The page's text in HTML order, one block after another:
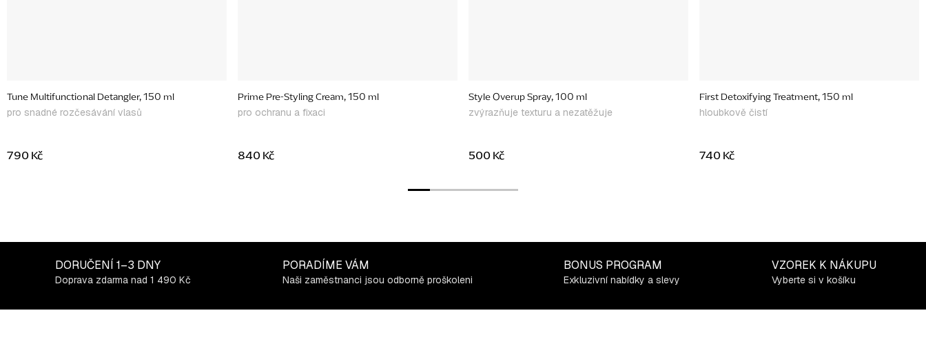
Tune Multifunctional Detangler, 150 ml
pro snadné rozčesávání vlasů
790 Kč
Prime Pre-Styling Cream, 150 ml
pro ochranu a fixaci
840 Kč
Style Overup Spray, 100 ml
zvýrazňuje texturu a nezatěžuje
500 Kč
First Detoxifying Treatment, 150 ml
hloubkově čistí
740 Kč
DORUČENÍ 1–3 DNY
Doprava zdarma nad 1 490 Kč
PORADÍME VÁM
Naši zaměstnanci jsou odborně proškoleni
BONUS PROGRAM
Exkluzivní nabídky a slevy
VZOREK K NÁKUPU
Vyberte si v košíku